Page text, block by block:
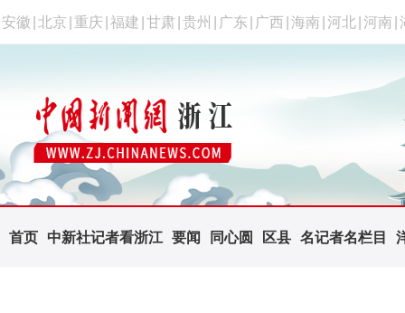
安徽 北京 重庆 福建 甘肃 贵州 广东 广西 海南 河北 河南
首页 中新社记者看浙江 要闻 同心圆 区县 名记者名栏目